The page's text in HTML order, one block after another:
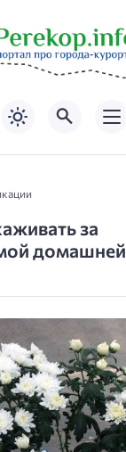
за
домашней